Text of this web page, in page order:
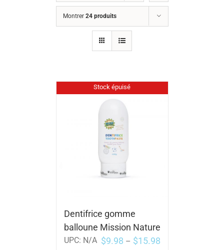
Montrer 24 produits
Stock épuisé
Dentifrice gomme
balloune Mission Nature
UPC: N/A $9.98 – $15.98